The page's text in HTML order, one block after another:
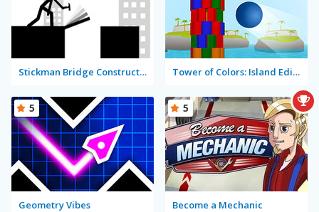
Stickman Bridge Constructor Tower of Colors: Island Edition
Geometry Vibes
5
Become a Mechanic
5